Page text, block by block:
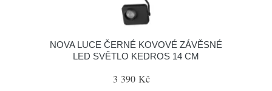
NOVA LUCE ČERNÉ KOVOVÉ ZÁVĚSNÉ
LED SVĚTLO KEDROS 14 CM
3 390 Kč